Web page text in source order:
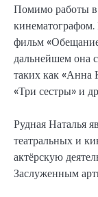
Помимо работы в
фильм
дальнейшем она
таких как «Анна
«Три сестры» и
Рудная Наталья
театральных и
актёрскую
Заслуженным